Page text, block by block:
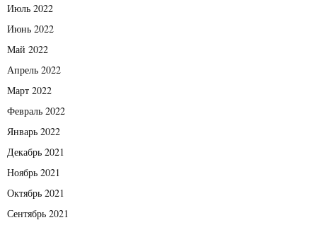
Июль 2022
Июнь 2022
Май 2022
Апрель 2022
Март 2022
Февраль 2022
Январь 2022
Декабрь 2021
Ноябрь 2021
Октябрь 2021
Сентябрь 2021